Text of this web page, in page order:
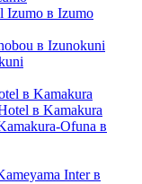
Izumo в Izumo
в Izunokuni
в Kamakura
в Kamakura
Ofuna в
Inter в